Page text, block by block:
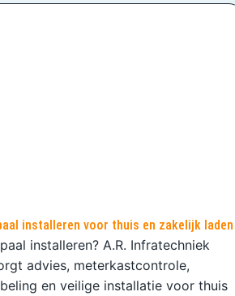
installeren voor thuis en zakelijk laden
installeren? A.R. Infratechniek
advies, meterkastcontrole,
en veilige installatie voor thuis